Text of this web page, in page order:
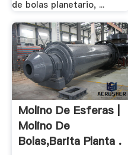
de bolas planetario, ...
Molino De Esferas |
Molino De
Bolas,Barita Planta .